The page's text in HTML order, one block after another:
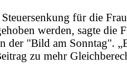
für die
werden, sagte die
der "Bild am Sonntag".
zu mehr